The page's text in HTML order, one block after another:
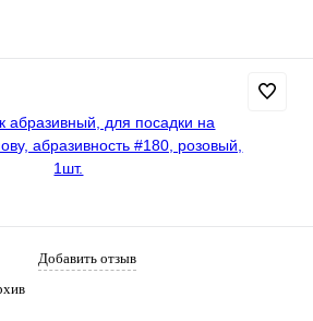
Добавить отзыв